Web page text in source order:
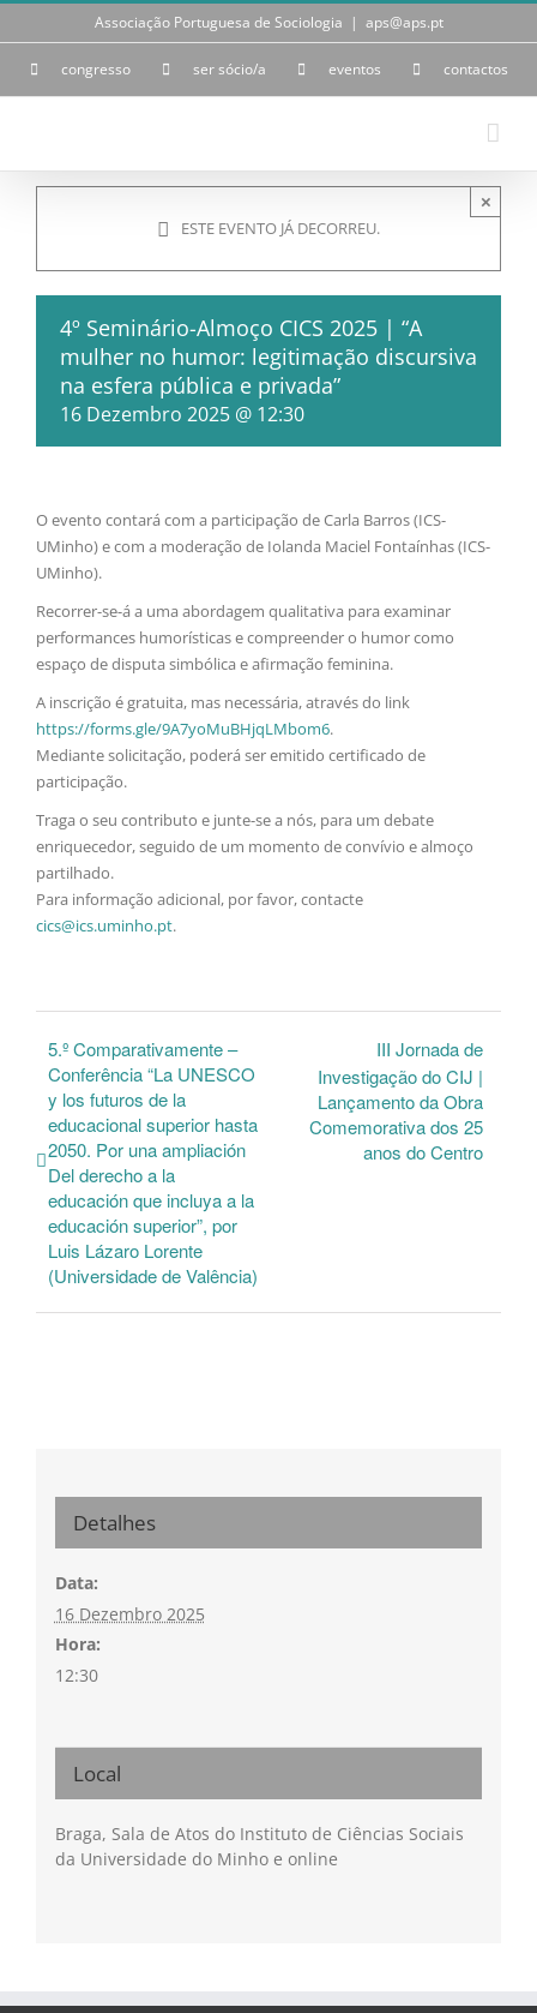
Skip
Associação Portuguesa de Sociologia | aps@aps.pt
congresso ser sócio/a eventos contactos
ESTE EVENTO JÁ DECORREU.
×
4º Seminário-Almoço CICS 2025 | “A
mulher no humor: legitimação discursiva
na esfera pública e privada”
16 Dezembro 2025 @ 12:30
O evento contará com a participação de Carla Barros (ICS-
UMinho) e com a moderação de Iolanda Maciel Fontaínhas (ICS-
UMinho).
Recorrer-se-á a uma abordagem qualitativa para examinar
performances humorísticas e compreender o humor como
espaço de disputa simbólica e afirmação feminina.
A inscrição é gratuita, mas necessária, através do link
https://forms.gle/9A7yoMuBHjqLMbom6.
Mediante solicitação, poderá ser emitido certificado de
participação.
Traga o seu contributo e junte-se a nós, para um debate
enriquecedor, seguido de um momento de convívio e almoço
partilhado.
Para informação adicional, por favor, contacte
cics@ics.uminho.pt.
5.º Comparativamente –
Conferência “La UNESCO
y los futuros de la
educacional superior hasta
2050. Por una ampliación
Del derecho a la
educación que incluya a la
educación superior”, por
Luis Lázaro Lorente
(Universidade de Valência)
III Jornada de
Investigação do CIJ |
Lançamento da Obra
Comemorativa dos 25
anos do Centro
Detalhes
Data:
16 Dezembro 2025
Hora:
12:30
Local
Braga, Sala de Atos do Instituto de Ciências Sociais
da Universidade do Minho e online